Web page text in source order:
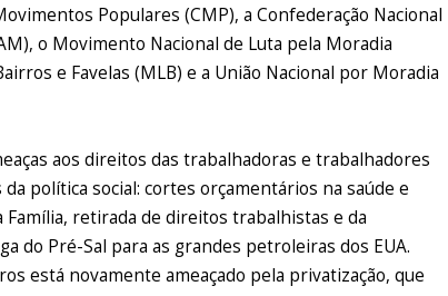
Populares (CMP), a Confederação Nacional
o Movimento Nacional de Luta pela Moradia
e Favelas (MLB) e a União Nacional por Moradia
aos direitos das trabalhadoras e trabalhadores
política social: cortes orçamentários na saúde e
Família, retirada de direitos trabalhistas e da
do Pré-Sal para as grandes petroleiras dos EUA.
está novamente ameaçado pela privatização, que